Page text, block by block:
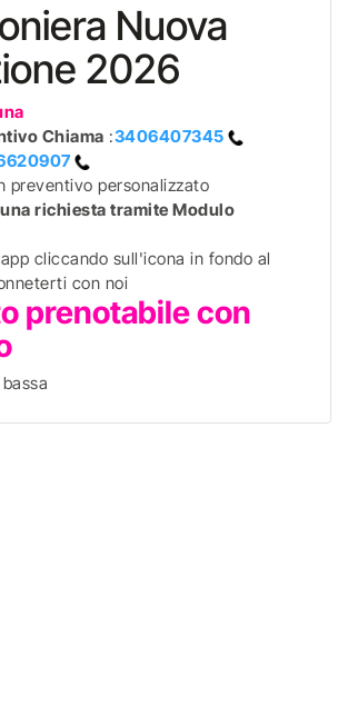
Nuova
2026
Chiama :3406407345
preventivo personalizzato
richiesta tramite Modulo
cliccando sull'icona in fondo al
con noi
prenotabile con